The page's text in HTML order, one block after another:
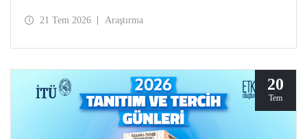
için Katmanlı Metal-Polimer Kompozit Esaslı Ateşe
kritik radyasyon ortamlarında kullanılmak üzere hafif,
esnek, ateşe dayanıklı ve yüksek performanslı yeni nesil
giyilebilir radyasyon koruyucu sistemlerin geliştirilmesi
hedefleniyor.
21 Tem 2026 Araştırma
20
Tem